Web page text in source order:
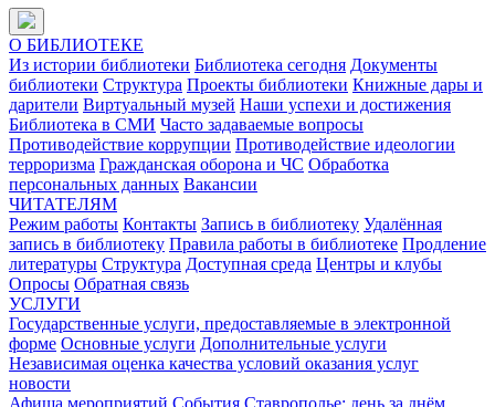
О БИБЛИОТЕКЕ
Из истории библиотеки Библиотека сегодня Документы
библиотеки Структура Проекты библиотеки Книжные дары и
дарители Виртуальный музей Наши успехи и достижения
Библиотека в СМИ Часто задаваемые вопросы
Противодействие коррупции Противодействие идеологии
терроризма Гражданская оборона и ЧС Обработка
персональных данных Вакансии
ЧИТАТЕЛЯМ
Режим работы Контакты Запись в библиотеку Удалённая
запись в библиотеку Правила работы в библиотеке Продление
литературы Структура Доступная среда Центры и клубы
Опросы Обратная связь
УСЛУГИ
Государственные услуги, предоставляемые в электронной
форме Основные услуги Дополнительные услуги
Независимая оценка качества условий оказания услуг
новости
Афиша мероприятий События Ставрополье: день за днём